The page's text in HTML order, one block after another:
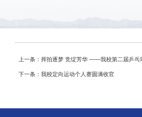
上一条：挥拍逐梦 竞绽芳华 ——我校第二届乒乓
下一条：我校定向运动个人赛圆满收官